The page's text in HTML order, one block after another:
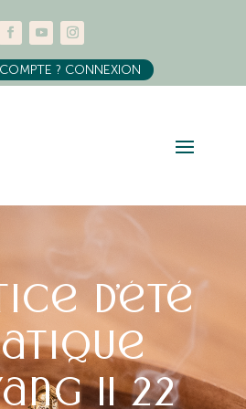
? CONNEXION
d’été
|| 22